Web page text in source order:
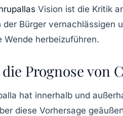
Vision ist die Kritik
der Bürger
Wende herbeizuführen.
Prognose von
hat innerhalb und
diese Vorhersage